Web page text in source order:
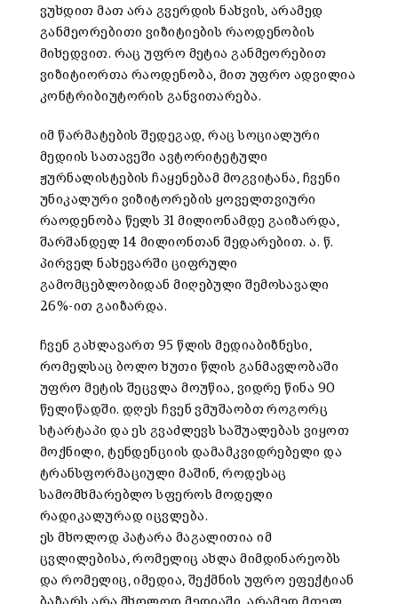
ვუხდით მათ არა გვერდის ნახვის, არამედ
განმეორებითი ვიზიტიების რაოდენობის
მიხედვით. რაც უფრო მეტია განმეორებით
ვიზიტიორთა რაოდენობა, მით უფრო ადვილია
კონტრიბიუტორის განვითარება.
იმ წარმატების შედეგად, რაც სოციალური
მედიის სათავეში ავტორიტეტული
ჟურნალისტების ჩაყენებამ მოგვიტანა, ჩვენი
უნიკალური ვიზიტორების ყოველთვიური
რაოდენობა წელს 31 მილიონამდე გაიზარდა,
შარშანდელ 14 მილიონთან შედარებით. ა. წ.
პირველ ნახევარში ციფრული
გამომცებლობიდან მიღებული შემოსავალი
26%-ით გაიზარდა.
ჩვენ გახლავართ 95 წლის მედიაბიზნესი,
რომელსაც ბოლო ხუთი წლის განმავლობაში
უფრო მეტის შეცვლა მოუწია, ვიდრე წინა 90
წელიწადში. დღეს ჩვენ ვმუშაობთ როგორც
სტარტაპი და ეს გვაძლევს საშუალებას ვიყოთ
მოქნილი, ტენდენციის დამამკვიდრებელი და
ტრანსფორმაციული მაშინ, როდესაც
სამომხმარებლო სფეროს მოდელი
რადიკალურად იცვლება.
ეს მხოლოდ პატარა მაგალითია იმ
ცვლილებისა, რომელიც ახლა მიმდინარეობს
და რომელიც, იმედია, შექმნის უფრო ეფექტიან